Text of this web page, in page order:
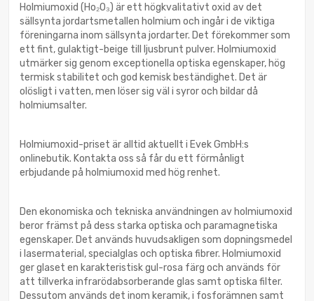
Holmiumoxid (Ho₂O₃) är ett högkvalitativt oxid av det
sällsynta jordartsmetallen holmium och ingår i de viktiga
föreningarna inom sällsynta jordarter. Det förekommer som
ett fint, gulaktigt-beige till ljusbrunt pulver. Holmiumoxid
utmärker sig genom exceptionella optiska egenskaper, hög
termisk stabilitet och god kemisk beständighet. Det är
olösligt i vatten, men löser sig väl i syror och bildar då
holmiumsalter.
Holmiumoxid-priset är alltid aktuellt i Evek GmbH:s
onlinebutik. Kontakta oss så får du ett förmånligt
erbjudande på holmiumoxid med hög renhet.
Den ekonomiska och tekniska användningen av holmiumoxid
beror främst på dess starka optiska och paramagnetiska
egenskaper. Det används huvudsakligen som dopningsmedel
i lasermaterial, specialglas och optiska fibrer. Holmiumoxid
ger glaset en karakteristisk gul-rosa färg och används för
att tillverka infrarödabsorberande glas samt optiska filter.
Dessutom används det inom keramik, i fosforämnen samt